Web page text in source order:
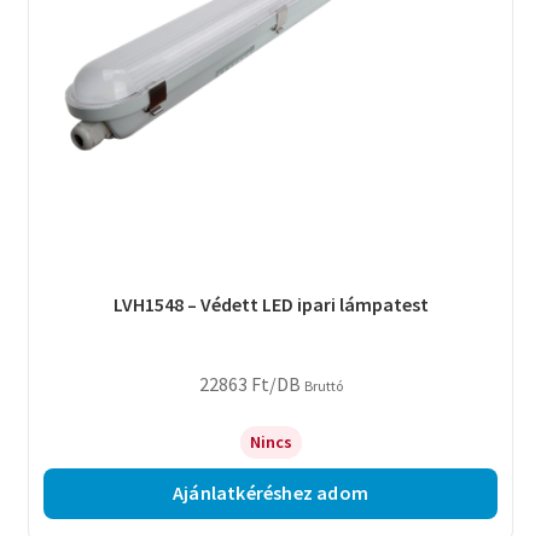
LVH1548 – Védett LED ipari lámpatest
22863 Ft/DB Bruttó
Nincs
Ajánlatkéréshez adom